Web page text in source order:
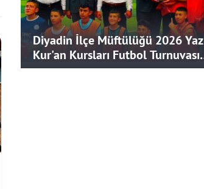
Diyadin İlçe Müftülüğü 2026 Yaz
Kur'an Kursları Futbol Turnuvası
Tamamlandı